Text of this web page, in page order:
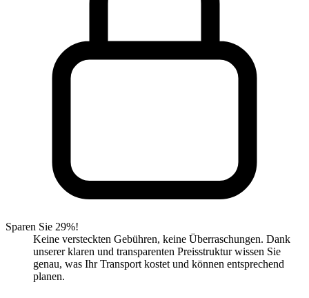
Sparen Sie 29%!
Keine versteckten Gebühren, keine Überraschungen. Dank
unserer klaren und transparenten Preisstruktur wissen Sie
genau, was Ihr Transport kostet und können entsprechend
planen.